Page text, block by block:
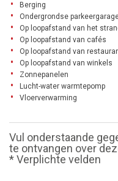
Berging
Ondergrondse
Op loopafstand van het
Op loopafstand van cafés
Op loopafstand van
Op loopafstand van winkels
Zonnepanelen
Lucht-water warmtepomp
Vloerverwarming
Vul onderstaande
te ontvangen over
* Verplichte velden